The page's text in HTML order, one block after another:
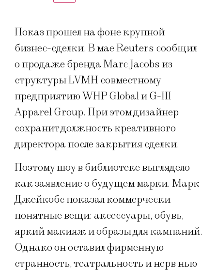
Показ прошел на фоне крупной
бизнес-сделки. В мае Reuters сообщил
о продаже бренда Marc Jacobs из
структуры LVMH совместному
предприятию WHP Global и G-III
Apparel Group. При этом дизайнер
сохранит должность креативного
директора после закрытия сделки.
Поэтому шоу в библиотеке выглядело
как заявление о будущем марки. Марк
Джейкобс показал коммерчески
понятные вещи: аксессуары, обувь,
яркий макияж и образы для кампаний.
Однако он оставил фирменную
странность, театральность и нерв нью-